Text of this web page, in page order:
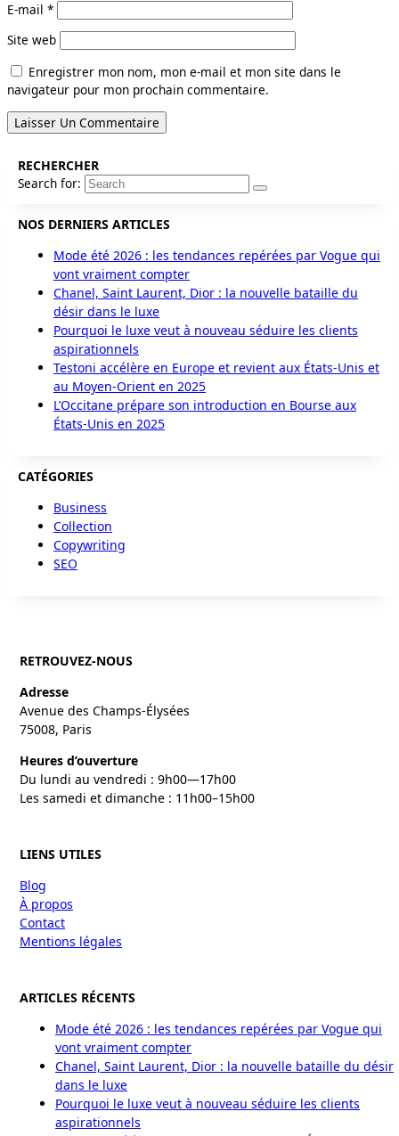
E-mail *
Site web
Enregistrer mon nom, mon e-mail et mon site dans le
navigateur pour mon prochain commentaire.
RECHERCHER
Search for:
NOS DERNIERS ARTICLES
Mode été 2026 : les tendances repérées par Vogue qui
vont vraiment compter
Chanel, Saint Laurent, Dior : la nouvelle bataille du
désir dans le luxe
Pourquoi le luxe veut à nouveau séduire les clients
aspirationnels
Testoni accélère en Europe et revient aux États-Unis et
au Moyen-Orient en 2025
L’Occitane prépare son introduction en Bourse aux
États-Unis en 2025
CATÉGORIES
Business
Collection
Copywriting
SEO
RETROUVEZ-NOUS
Adresse
Avenue des Champs-Élysées
75008, Paris
Heures d’ouverture
Du lundi au vendredi : 9h00—17h00
Les samedi et dimanche : 11h00–15h00
LIENS UTILES
Blog
À propos
Contact
Mentions légales
ARTICLES RÉCENTS
Mode été 2026 : les tendances repérées par Vogue qui
vont vraiment compter
Chanel, Saint Laurent, Dior : la nouvelle bataille du désir
dans le luxe
Pourquoi le luxe veut à nouveau séduire les clients
aspirationnels